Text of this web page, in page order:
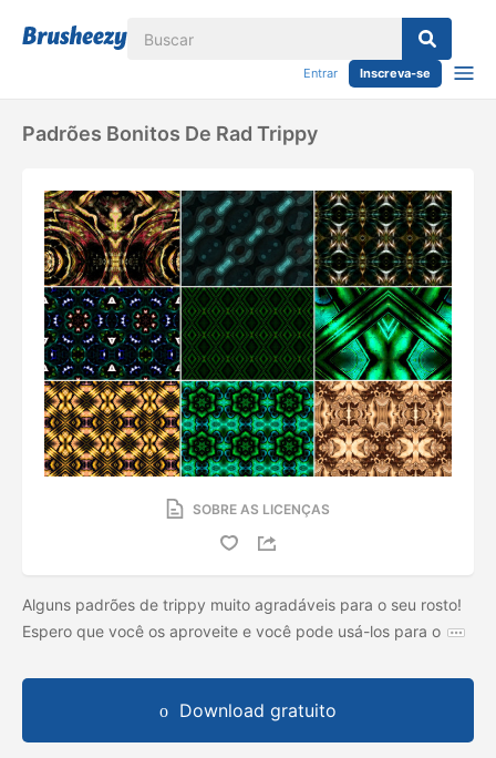
Entrar Inscreva-se
Padrões Bonitos De Rad Trippy
SOBRE AS LICENÇAS
Alguns padrões de trippy muito agradáveis ​​para o seu rosto!
Espero que você os aproveite e você pode usá-los para o
Download gratuito